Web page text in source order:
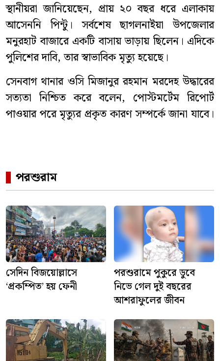
‎স্থানীয়রা জানিয়েছেন, প্রায় ২০ বছর ধরে এলাকায়
আসেননি পিন্টু। সর্বশেষ ছাগলনাইয়া উপজেলার
মনুরহাট বাজারে একটি বাসায় ভাড়ায় ছিলেন। এদিকে
‎পুলিশের দাবি, তার স্বাভাবিক মৃত্যু হয়েছে।
‎‎সেনবাগ থানার ওসি মিজানুর রহমান মরদেহ উদ্ধারের
সত্যতা নিশ্চিত করে বলেন, পোস্টমর্টেম রিপোর্ট
পাওয়ার পরে মৃত্যুর প্রকৃত কারণ সম্পর্কে জানা যাবে।
পরশুরাম
সেদিন বিজয়োল্লাসে
‘প্রকম্পিত’ হয় ফেনী
পরশুরামে পুকুরে ডুবে
নিভে গেল দুই বছরের
আশরাফুলের জীবন